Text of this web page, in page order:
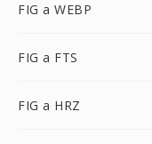
FIG a WEBP
FIG a FTS
FIG a HRZ